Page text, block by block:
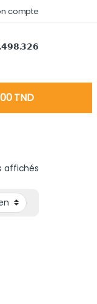
compte
TND
affichés